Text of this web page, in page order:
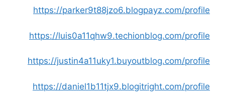
https://parker9t88jzo6.blogpayz.com/profile
https://luis0a11qhw9.techionblog.com/profile
https://justin4a11uky1.buyoutblog.com/profile
https://daniel1b11tjx9.blogitright.com/profile